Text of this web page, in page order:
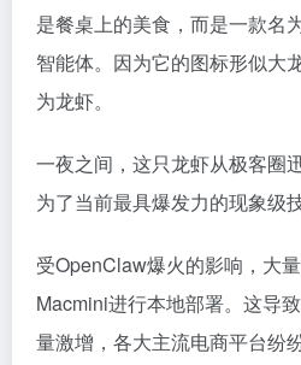
是餐桌上的美食，而是一款名
智能体。因为它的图标形似大
为龙虾。
一夜之间，这只龙虾从极客圈
为了当前最具爆发力的现象级
受OpenClaw爆火的影响，大
Macmini进行本地部署。这导
量激增，各大主流电商平台纷